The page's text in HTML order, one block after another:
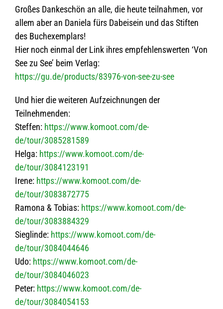
Gro­ßes Dan­ke­schön an alle, die heute teil­nah­men, vor
allem aber an Daniela fürs Dabei­sein und das Stif­ten
des Buchexemplars!
Hier noch ein­mal der Link ihres emp­feh­lens­wer­ten ‘Von
See zu See’ beim Ver­lag:
https://gu.de/products/83976-von-see-zu-see
Und hier die wei­te­ren Auf­zeich­nun­gen der
Teilnehmenden:
Stef­fen: https://www.komoot.com/de-
de/tour/3085281589
Helga: https://www.komoot.com/de-
de/tour/3084123191
Irene: https://www.komoot.com/de-
de/tour/3083872775
Ramona & Tobias: https://www.komoot.com/de-
de/tour/3083884329
Sieg­linde: https://www.komoot.com/de-
de/tour/3084044646
Udo: https://www.komoot.com/de-
de/tour/3084046023
Peter: https://www.komoot.com/de-
de/tour/3084054153